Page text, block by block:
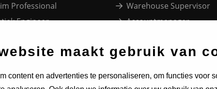
maakt gebruik van
content en advertenties te personaliseren, om functies voor
Programma’s bij onze klanten
Professional
Engineer
Warehouse Supervisor
Accountmanager